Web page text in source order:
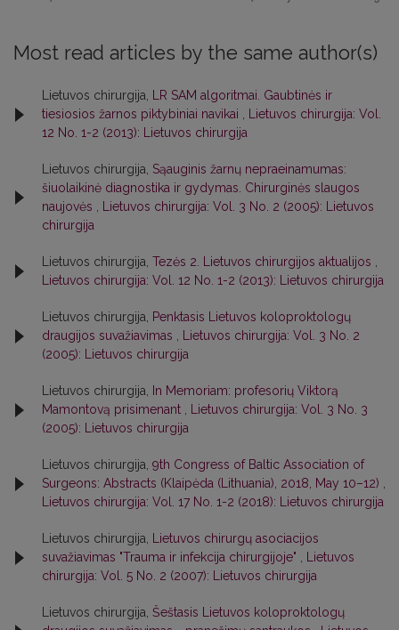
Most read articles by the same author(s)
Lietuvos chirurgija,
LR SAM algoritmai. Gaubtinės ir
tiesiosios žarnos piktybiniai navikai
Lietuvos chirurgija: Vol.
12 No. 1-2 (2013): Lietuvos chirurgija
Lietuvos chirurgija, Sąauginis žarnų nepraeinamumas:
šiuolaikinė diagnostika ir gydymas. Chirurginės slaugos
naujovės
Lietuvos chirurgija: Vol. 3 No. 2 (2005): Lietuvos
chirurgija
Lietuvos chirurgija, Tezės 2. Lietuvos chirurgijos aktualijos
Lietuvos chirurgija: Vol. 12 No. 1-2 (2013): Lietuvos chirurgija
Lietuvos chirurgija,
Penktasis Lietuvos koloproktologų
draugijos suvažiavimas
Lietuvos chirurgija: Vol. 3 No. 2
(2005): Lietuvos chirurgija
Lietuvos chirurgija,
In Memoriam: profesorių Viktorą
Mamontovą prisimenant
Lietuvos chirurgija: Vol. 3 No. 3
(2005): Lietuvos chirurgija
Lietuvos chirurgija, 9th Congress of Baltic Association of
Surgeons: Abstracts (Klaipėda (Lithuania), 2018, May 10–12)
Lietuvos chirurgija: Vol. 17 No. 1-2 (2018): Lietuvos chirurgija
Lietuvos chirurgija,
Lietuvos chirurgų asociacijos
suvažiavimas "Trauma ir infekcija chirurgijoje"
Lietuvos
chirurgija: Vol. 5 No. 2 (2007): Lietuvos chirurgija
Lietuvos chirurgija, Šeštasis Lietuvos koloproktologų